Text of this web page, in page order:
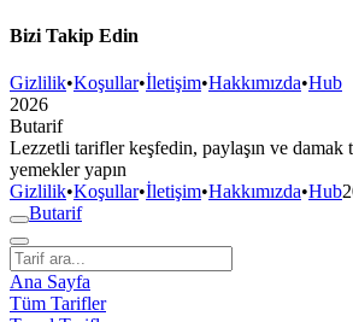
Bizi Takip Edin
Gizlilik•Koşullar•İletişim•Hakkımızda•Hub
2026
Butarif
Lezzetli tarifler keşfedin, paylaşın ve damak
yemekler yapın
Gizlilik•Koşullar•İletişim•Hakkımızda•Hub
Butarif
Ana Sayfa
Tüm Tarifler